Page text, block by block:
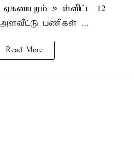
உள்ளிட்ட 12
அளவீட்டு பணிகள் ...
Read More